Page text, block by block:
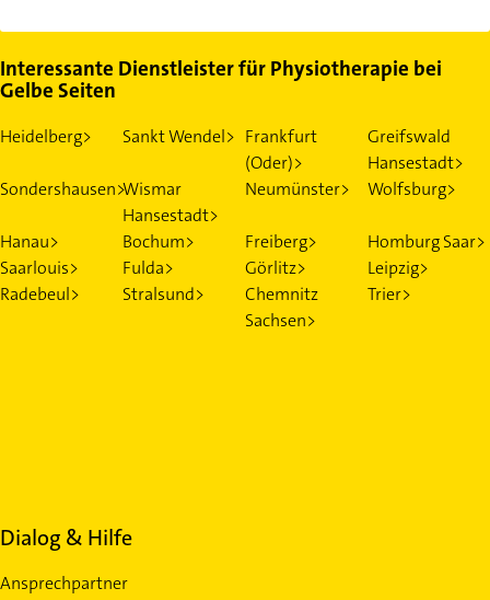
Interessante Dienstleister für Physiotherapie bei
Gelbe Seiten
Heidelberg> Sankt Wendel> Frankfurt
(Oder)>
Greifswald
Hansestadt>
Sondershausen>Wismar
Hansestadt>
Neumünster> Wolfsburg>
Hanau> Bochum> Freiberg>
Homburg Saar>
Saarlouis>
Fulda> Görlitz>
Leipzig>
Radebeul>
Stralsund>
Chemnitz
Sachsen>
Trier>
Dialog & Hilfe
Ansprechpartner